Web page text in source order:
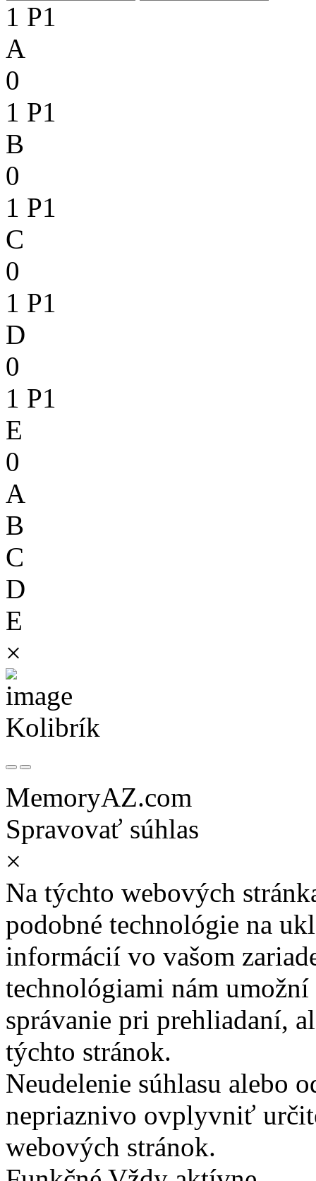
1 P1
A
0
1 P1
B
0
1 P1
C
0
1 P1
D
0
1 P1
E
0
A
B
C
D
E
×
Kolibrík
MemoryAZ.com
Spravovať súhlas
×
Na týchto webových
podobné technológie na
informácií vo vašom
technológiami nám
správanie pri prehliadaní,
týchto stránok.
Neudelenie súhlasu alebo
nepriaznivo ovplyvniť
webových stránok.